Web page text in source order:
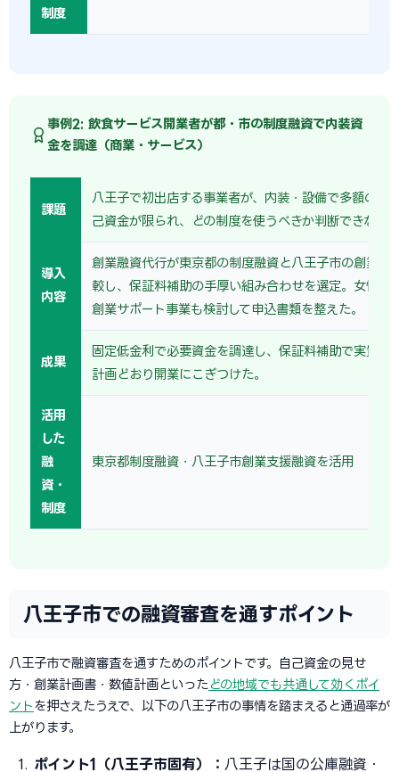
制度
事例2: 飲食サービス開業者が都・市の制度融資で内装資
金を調達（商業・サービス）
課題
八王子で初出店する事業者が、内装・設備で多額の資
己資金が限られ、どの制度を使うべきか判断できなか
導入
内容
創業融資代行が東京都の制度融資と八王子市の創業支
較し、保証料補助の手厚い組み合わせを選定。女性・
創業サポート事業も検討して申込書類を整えた。
成果
固定低金利で必要資金を調達し、保証料補助で実質負
計画どおり開業にこぎつけた。
活用
した
融
資・
制度
東京都制度融資・八王子市創業支援融資を活用
八王子市での融資審査を通すポイント
八王子市で融資審査を通すためのポイントです。自己資金の見せ
方・創業計画書・数値計画といった どの地域でも共通して効くポイ
ント を押さえたうえで、以下の八王子市の事情を踏まえると通過率が
上がります。
ポイント1（八王子市固有）： 八王子は国の公庫融資・